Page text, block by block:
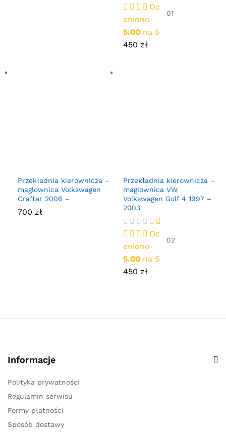
Oc
eniono
5.00 na 5
01
450 zł
Przekładnia kierownicza –
maglownica Volkswagen
Crafter 2006 –
700 zł
Przekładnia kierownicza –
maglownica VW
Volkswagen Golf 4 1997 –
2003
Oc
eniono
5.00 na 5
02
450 zł
Informacje
Polityka prywatności
Regulamin serwisu
Formy płatności
Sposób dostawy